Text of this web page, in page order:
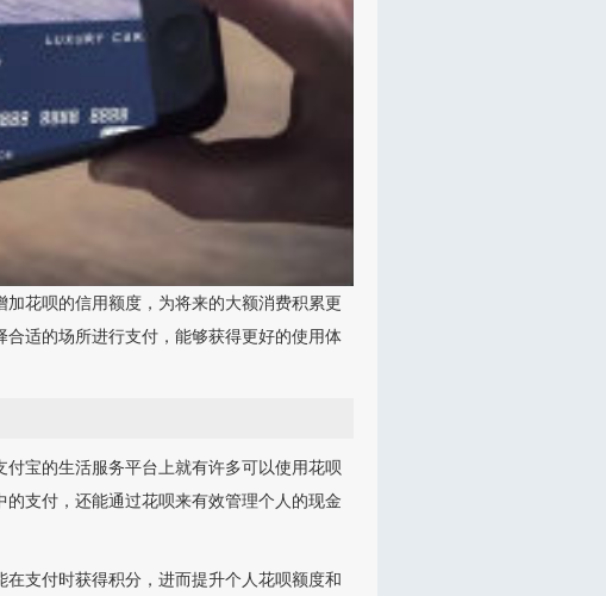
花呗的信用额度，为将来的大额消费积累更
适的场所进行支付，能够获得更好的使用体
宝的生活服务平台上就有许多可以使用花呗
支付，还能通过花呗来有效管理个人的现金
支付时获得积分，进而提升个人花呗额度和